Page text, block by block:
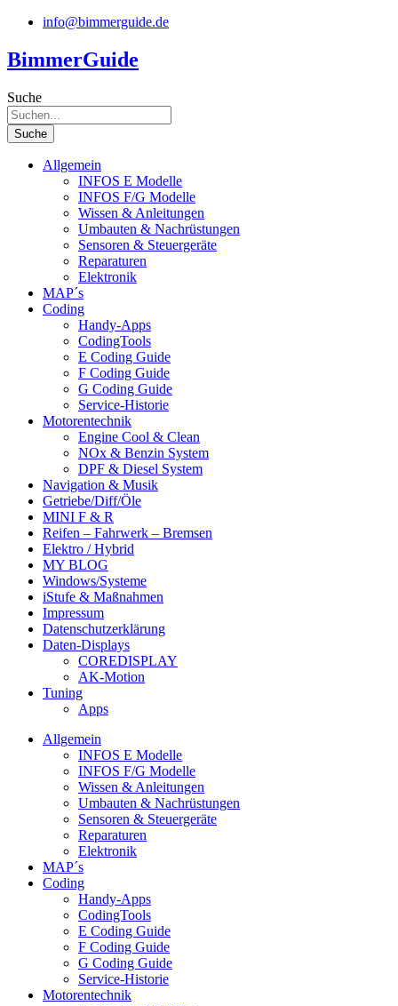
Zum
springen
info@bimmerguide.de
BimmerGuide
Suche
Suche
Allgemein
INFOS E Modelle
INFOS F/G Modelle
Wissen & Anleitungen
Umbauten & Nachrüstungen
Sensoren & Steuergeräte
Reparaturen
Elektronik
MAP´s
Coding
Handy-Apps
CodingTools
E Coding Guide
F Coding Guide
G Coding Guide
Service-Historie
Motorentechnik
Engine Cool & Clean
NOx & Benzin System
DPF & Diesel System
Navigation & Musik
Getriebe/Diff/Öle
MINI F & R
Reifen – Fahrwerk – Bremsen
Elektro / Hybrid
MY BLOG
Windows/Systeme
iStufe & Maßnahmen
Impressum
Datenschutzerklärung
Daten-Displays
COREDISPLAY
AK-Motion
Tuning
Apps
Allgemein
INFOS E Modelle
INFOS F/G Modelle
Wissen & Anleitungen
Umbauten & Nachrüstungen
Sensoren & Steuergeräte
Reparaturen
Elektronik
MAP´s
Coding
Handy-Apps
CodingTools
E Coding Guide
F Coding Guide
G Coding Guide
Service-Historie
Motorentechnik